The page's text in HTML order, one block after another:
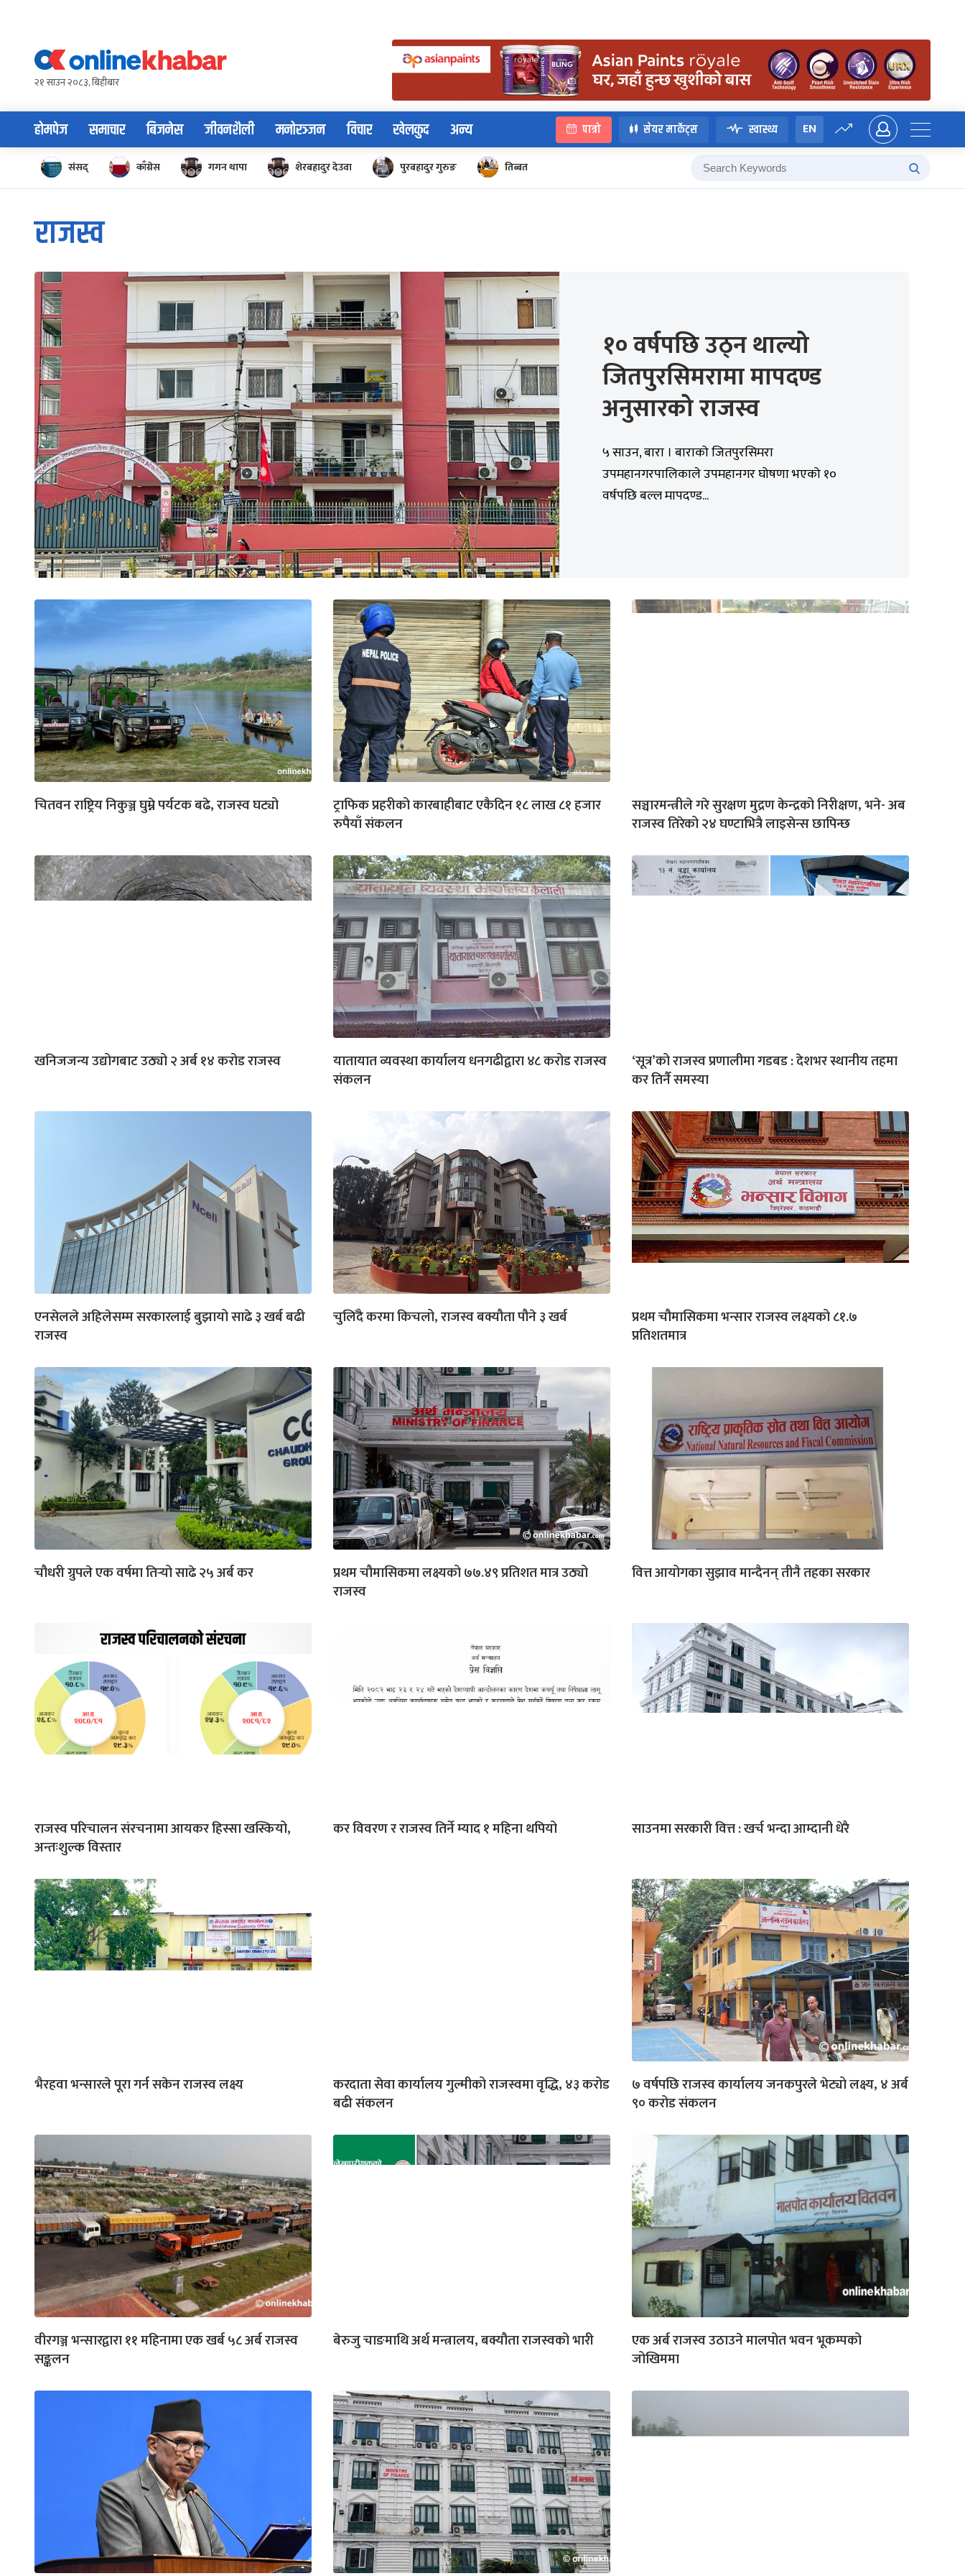
content२१ साउन २०८३, बिहीबार
होमपेज समाचार बिजनेस जीवनशैली मनोरञ्जन विचार खेलकुद अन्य पात्रो सेयर मार्केट्स स्वास्थ्य EN
संसद् काँग्रेस गगन थापा शेरबहादुर देउवा पुरबहादुर गुरुङ तिब्बत
राजस्व
१० वर्षपछि उठ्न थाल्यो
जितपुरसिमरामा मापदण्ड
अनुसारको राजस्व
५ साउन, बारा । बाराको जितपुरसिमरा
उपमहानगरपालिकाले उपमहानगर घोषणा भएको १०
वर्षपछि बल्ल मापदण्ड...
चितवन राष्ट्रिय निकुञ्ज घुम्ने पर्यटक बढे, राजस्व घट्यो
ट्राफिक प्रहरीको कारबाहीबाट एकैदिन १८ लाख ८१ हजार
रुपैयाँ संकलन
सञ्चारमन्त्रीले गरे सुरक्षण मुद्रण केन्द्रको निरीक्षण, भने- अब
राजस्व तिरेको २४ घण्टाभित्रै लाइसेन्स छापिन्छ
खनिजजन्य उद्योगबाट उठ्यो २ अर्ब १४ करोड राजस्व
यातायात व्यवस्था कार्यालय धनगढीद्वारा ४८ करोड राजस्व
संकलन
‘सूत्र’को राजस्व प्रणालीमा गडबड : देशभर स्थानीय तहमा
कर तिर्नै समस्या
एनसेलले अहिलेसम्म सरकारलाई बुझायो साढे ३ खर्ब बढी
राजस्व
चुलिँदै करमा किचलो, राजस्व बक्यौता पौने ३ खर्ब
प्रथम चौमासिकमा भन्सार राजस्व लक्ष्यको ८१.७
प्रतिशतमात्र
चौधरी ग्रुपले एक वर्षमा तिर्‍यो साढे २५ अर्ब कर
प्रथम चौमासिकमा लक्ष्यको ७७.४९ प्रतिशत मात्र उठ्यो
राजस्व
वित्त आयोगका सुझाव मान्दैनन् तीनै तहका सरकार
राजस्व परिचालन संरचनामा आयकर हिस्सा खस्कियो,
अन्तःशुल्क विस्तार
कर विवरण र राजस्व तिर्ने म्याद १ महिना थपियो साउनमा सरकारी वित्त : खर्च भन्दा आम्दानी धेरै
भैरहवा भन्सारले पूरा गर्न सकेन राजस्व लक्ष्य
करदाता सेवा कार्यालय गुल्मीको राजस्वमा वृद्धि, ४३ करोड
बढी संकलन
७ वर्षपछि राजस्व कार्यालय जनकपुरले भेट्यो लक्ष्य, ४ अर्ब
९० करोड संकलन
वीरगञ्ज भन्सारद्वारा ११ महिनामा एक खर्ब ५८ अर्ब राजस्व
सङ्कलन
बेरुजु चाङमाथि अर्थ मन्त्रालय, बक्यौता राजस्वको भारी
एक अर्ब राजस्व उठाउने मालपोत भवन भूकम्पको
जोखिममा